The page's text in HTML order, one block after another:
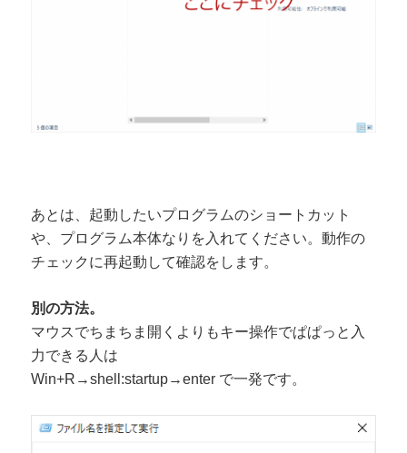
あとは、起動したいプログラムのショートカット
や、プログラム本体なりを入れてください。動作の
チェックに再起動して確認をします。
別の方法。
マウスでちまちま開くよりもキー操作でぱぱっと入
力できる人は
Win+R→shell:startup→enter で一発です。